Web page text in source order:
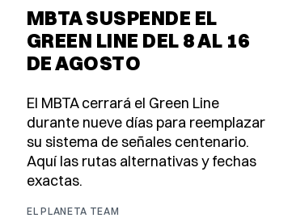
MBTA SUSPENDE EL
GREEN LINE DEL 8 AL 16
DE AGOSTO
El MBTA cerrará el Green Line
durante nueve días para reemplazar
su sistema de señales centenario.
Aquí las rutas alternativas y fechas
exactas.
EL PLANETA TEAM